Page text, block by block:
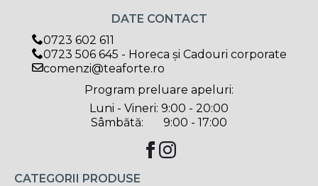
CATEGORII PRODUSE
DATE CONTACT
0723 602 611
0723 506 645 - Horeca și Cadouri corporate
comenzi@teaforte.ro
Program preluare apeluri:
Luni - Vineri: 9:00 - 20:00
Sâmbătă: 9:00 - 17:00